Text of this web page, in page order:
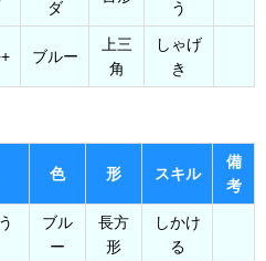
ダ
う
ブルー
上三
角
しゃげ
き
色 形 スキル
備
考
ブル
ー
長方
形
しかけ
る